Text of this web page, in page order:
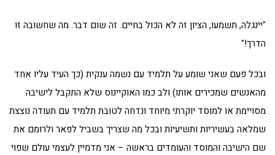
"יינגלה, תשמעו, הציון זה לא הכול בחיים. זה שום דבר. מה שחשובה זו
הדרך!"
ובכל פעם שאני שומע על תלמיד עם נשמה ענקית (כך העיד עליו אחד
מהאנשים שמכירים אותו) ולב כמו האוקיינוס שלא התקבל לישיבה
מסויימת או למוסד יוקרתי מיוחד ונדחה לטובת תלמיד עם תעודה נוצצת
שמלאה בעשיריות ותשיעיות ובכל מה שצריך בשביל לפאר ולרומם את
שם הישיבה והמוסד והעומדים בראשה – אני מדמיין לעצמי עולם שפוי